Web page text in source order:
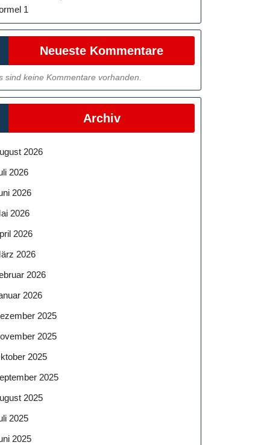
1
Neueste Kommentare
sind keine Kommentare vorhanden.
Archiv
2026
2026
2026
2026
2026
2026
2026
2026
2025
2025
2025
2025
2025
2025
2025